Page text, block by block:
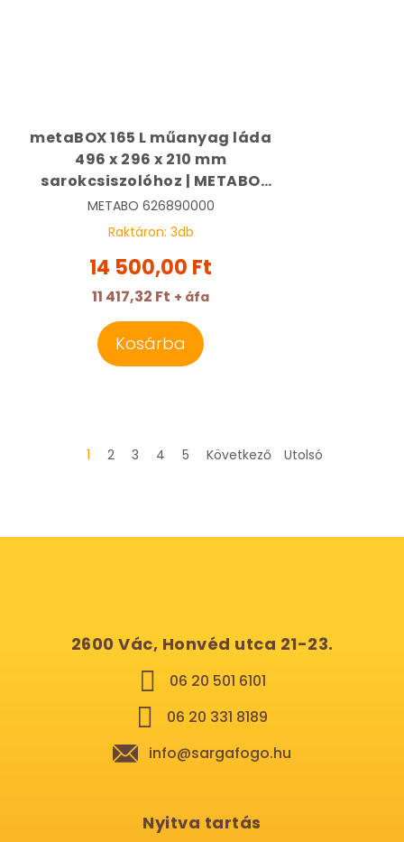
metaBOX 165 L műanyag láda
496 x 296 x 210 mm
sarokcsiszolóhoz | METABO
626890000
METABO 626890000
Raktáron: 3db
14 500,00 Ft
11 417,32 Ft + áfa
Kosárba
1 2 3 4 5 Következő Utolsó
2600 Vác, Honvéd utca 21-23.
06 20 501 6101
06 20 331 8189
info@sargafogo.hu
Nyitva tartás